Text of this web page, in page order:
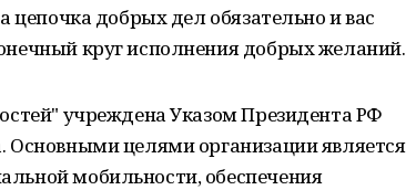
цепочка добрых дел обязательно и вас
круг исполнения добрых желаний.
учреждена Указом Президента РФ
целями организации является
мобильности, обеспечения